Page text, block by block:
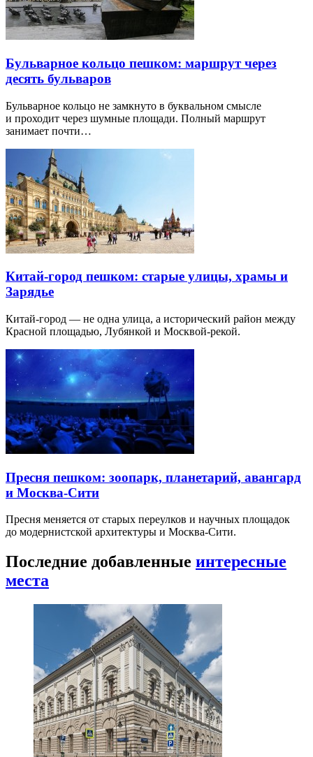
Бульварное кольцо пешком: маршрут через
десять бульваров
Бульварное кольцо не замкнуто в буквальном смысле
и проходит через шумные площади. Полный маршрут
занимает почти…
Китай-город пешком: старые улицы, храмы и
Зарядье
Китай-город — не одна улица, а исторический район между
Красной площадью, Лубянкой и Москвой-рекой.
Пресня пешком: зоопарк, планетарий, авангард
и Москва-Сити
Пресня меняется от старых переулков и научных площадок
до модернистской архитектуры и Москва-Сити.
Последние добавленные интересные
места